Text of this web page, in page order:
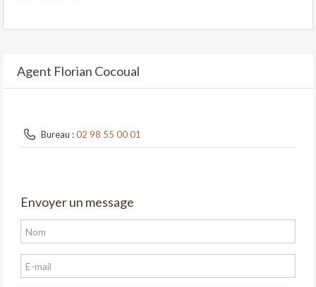
Agent Florian Cocoual
Bureau :02 98 55 00 01
Envoyer un message